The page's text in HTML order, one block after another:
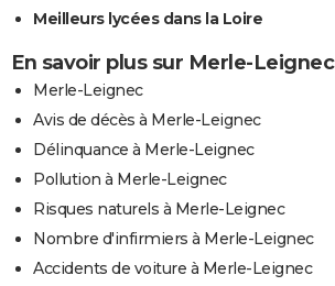
Meilleurs lycées dans la Loire
En savoir plus sur Merle-Leignec
Merle-Leignec
Avis de décès à Merle-Leignec
Délinquance à Merle-Leignec
Pollution à Merle-Leignec
Risques naturels à Merle-Leignec
Nombre d'infirmiers à Merle-Leignec
Accidents de voiture à Merle-Leignec